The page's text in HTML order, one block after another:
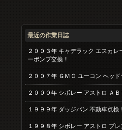
最近の作業日誌
２００３年 キャデラック エスカレ
ーポンプ交換！
２００７年 ＧＭＣ ユーコン ヘッ
２０００年 シボレー アストロ ＡＢ
１９９９年 ダッジバン 不動車点検！
１９９８年 シボレー アストロ ブ